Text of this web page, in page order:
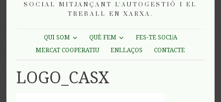
SOCIAL MITJANÇANT L'AUTOGESTIÓ I EL
TREBALL EN XARXA.
QUI SOM QUÈ FEM
FES-TE SOCI/A
MERCAT COOPERATIU
ENLLAÇOS CONTACTE
LOGO_CASX